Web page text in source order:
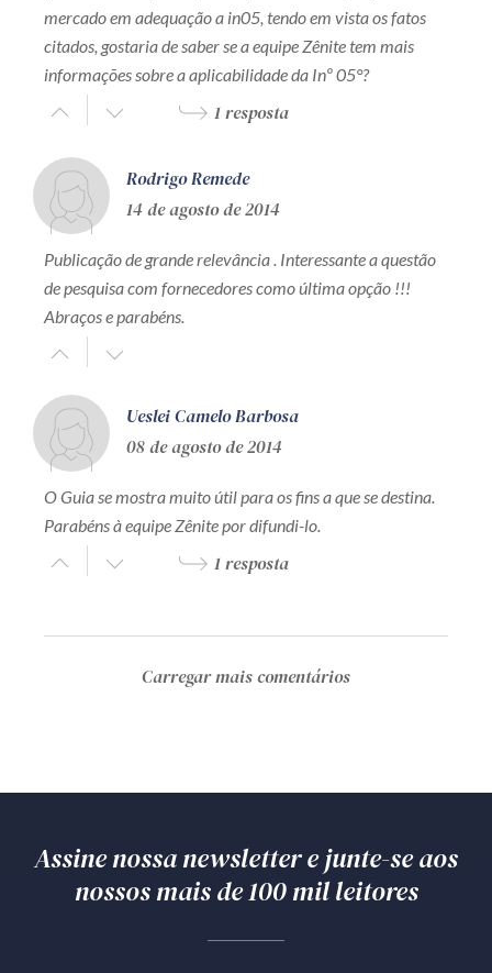
mercado em adequação a in05, tendo em vista os fatos
citados, gostaria de saber se a equipe Zênite tem mais
informações sobre a aplicabilidade da Inº 05°?
1 resposta
Rodrigo Remede
14 de agosto de 2014
Publicação de grande relevância . Interessante a questão
de pesquisa com fornecedores como última opção !!!
Abraços e parabéns.
Ueslei Camelo Barbosa
08 de agosto de 2014
O Guia se mostra muito útil para os fins a que se destina.
Parabéns à equipe Zênite por difundi-lo.
1 resposta
Carregar mais comentários
Assine nossa newsletter e junte-se aos
nossos mais de 100 mil leitores